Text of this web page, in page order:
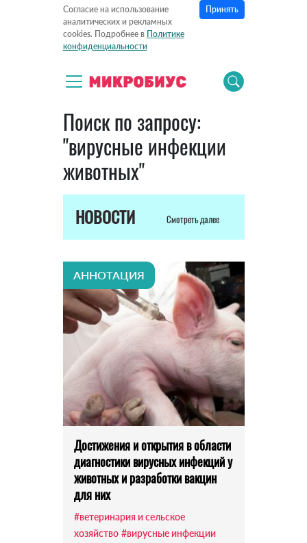
Согласие на использование
аналитических и рекламных
cookies. Подробнее в Политике
конфиденциальности
Принять
Поиск по запросу:
"вирусные инфекции
животных"
НОВОСТИ Смотреть далее
АННОТАЦИЯ
Достижения и открытия в области
диагностики вирусных инфекций у
животных и разработки вакцин
для них
#ветеринария и сельское
хозяйство #вирусные инфекции